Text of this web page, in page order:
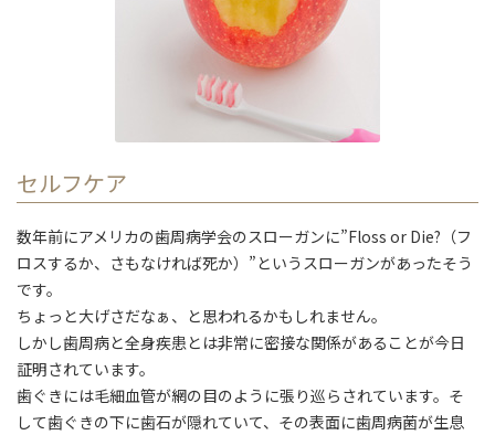
セルフケア
数年前にアメリカの歯周病学会のスローガンに”Floss or Die?（フ
ロスするか、さもなければ死か）”というスローガンがあったそう
です。
ちょっと大げさだなぁ、と思われるかもしれません。
しかし歯周病と全身疾患とは非常に密接な関係があることが今日
証明されています。
歯ぐきには毛細血管が網の目のように張り巡らされています。そ
して歯ぐきの下に歯石が隠れていて、その表面に歯周病菌が生息